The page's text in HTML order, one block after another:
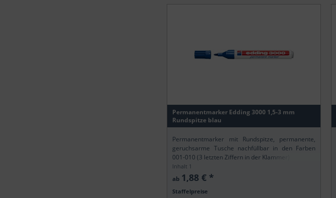
Permanentmarker Edding 3000 1,5-3 mm
Rundspitze blau
Permanentmarker mit Rundspitze, permanente,
geruchsarme Tusche nachfüllbar in den Farben
001-010 (3 letzten Ziffern in der Klammer)
Inhalt 1
ab 1,88 € *
Staffelpreise